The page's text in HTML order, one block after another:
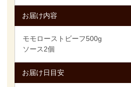
お届け内容
モモローストビーフ500g
ソース2個
お届け日目安